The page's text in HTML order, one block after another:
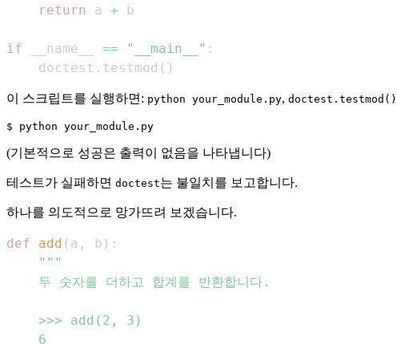
return
a +
if __name__ == "__main__" :
    doctest
. testmod ( )
이 스크립트를 실행하면: python your_module.py, doctest.testmod()
(기본적으로 성공은 출력이 없음을 나타냅니다)
테스트가 실패하면 doctest는 불일치를 보고합니다.
하나를 의도적으로 망가뜨려 보겠습니다.
def add ( a , b ) :